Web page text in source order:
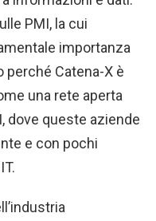
PMI, la cui
importanza
perché Catena-X è
una rete aperta
dove queste aziende
e con pochi